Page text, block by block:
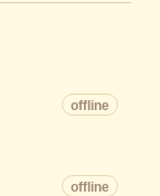
offline
offline